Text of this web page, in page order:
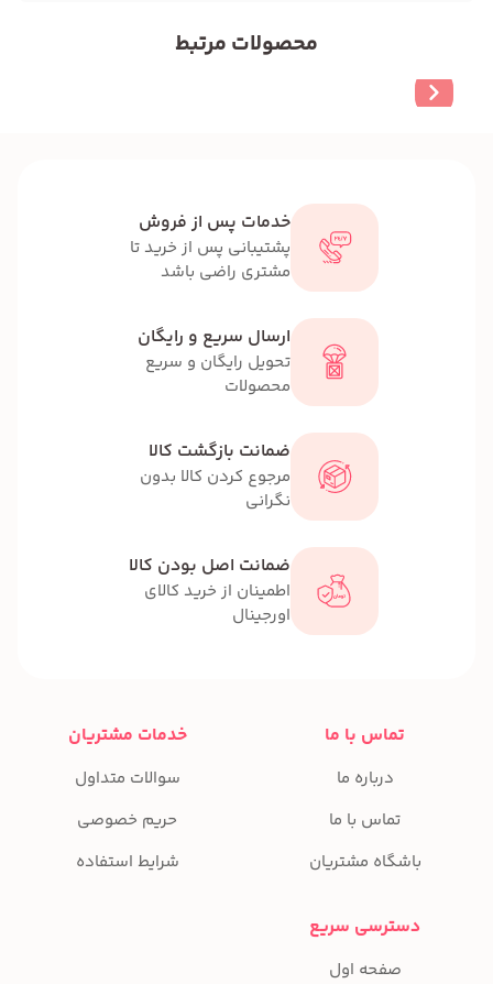
محصولات مرتبط
خدمات پس از فروش
پشتیبانی پس از خرید تا
مشتری راضی باشد
ارسال سریع و رایگان
تحویل رایگان و سریع
محصولات
ضمانت بازگشت کالا
مرجوع کردن کالا بدون
نگرانی
ضمانت اصل بودن کالا
اطمینان از خرید کالای
اورجینال
تماس با ما
درباره ما
تماس با ما
باشگاه مشتریان
خدمات مشتریان
سوالات متداول
حریم خصوصی
شرایط استفاده
دسترسی سریع
صفحه اول